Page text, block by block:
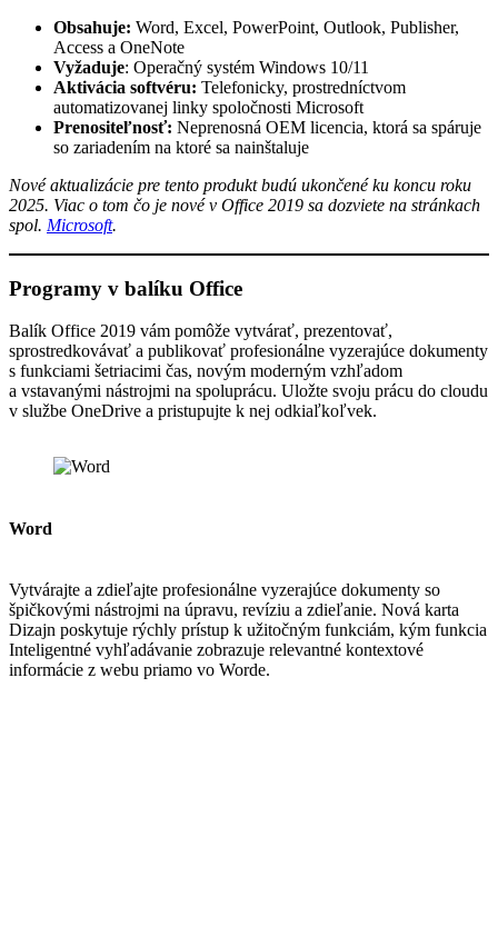
Obsahuje: Word, Excel, PowerPoint, Outlook, Publisher,
Access a OneNote
Vyžaduje: Operačný systém Windows 10/11
Aktivácia softvéru: Telefonicky, prostredníctvom
automatizovanej linky spoločnosti Microsoft
Prenositeľnosť: Neprenosná OEM licencia, ktorá sa spáruje
so zariadením na ktoré sa nainštaluje
Nové aktualizácie pre tento produkt budú ukončené ku koncu roku
2025. Viac o tom čo je nové v Office 2019 sa dozviete na stránkach
spol. Microsoft.
Programy v balíku Office
Balík Office 2019 vám pomôže vytvárať, prezentovať,
sprostredkovávať a publikovať profesionálne vyzerajúce dokumenty
s funkciami šetriacimi čas, novým moderným vzhľadom
a vstavanými nástrojmi na spoluprácu. Uložte svoju prácu do cloudu
v službe OneDrive a pristupujte k nej odkiaľkoľvek.
Word
Vytvárajte a zdieľajte profesionálne vyzerajúce dokumenty so
špičkovými nástrojmi na úpravu, revíziu a zdieľanie. Nová karta
Dizajn poskytuje rýchly prístup k užitočným funkciám, kým funkcia
Inteligentné vyhľadávanie zobrazuje relevantné kontextové
informácie z webu priamo vo Worde.